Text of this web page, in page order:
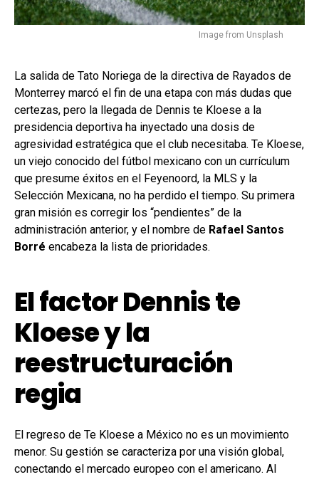
Image from Unsplash
La salida de Tato Noriega de la directiva de Rayados de
Monterrey marcó el fin de una etapa con más dudas que
certezas, pero la llegada de Dennis te Kloese a la
presidencia deportiva ha inyectado una dosis de
agresividad estratégica que el club necesitaba. Te Kloese,
un viejo conocido del fútbol mexicano con un currículum
que presume éxitos en el Feyenoord, la MLS y la
Selección Mexicana, no ha perdido el tiempo. Su primera
gran misión es corregir los “pendientes” de la
administración anterior, y el nombre de Rafael Santos
Borré encabeza la lista de prioridades.
El factor Dennis te
Kloese y la
reestructuración
regia
El regreso de Te Kloese a México no es un movimiento
menor. Su gestión se caracteriza por una visión global,
conectando el mercado europeo con el americano. Al